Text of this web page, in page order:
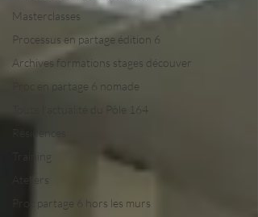
Masterclasses
Processus en partage édition 6
Archives formations stages découver
Proc en partage 6 nomade
Toute l'actualité du Pôle 164
Training
Ateliers
Proc partage 6 hors les murs